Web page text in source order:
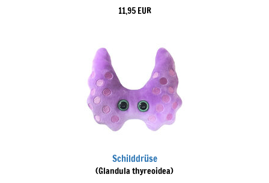
11,95 EUR
Schilddrüse
(Glandula thyreoidea)